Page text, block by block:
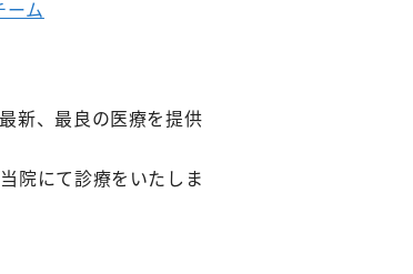
ーム
新、最良の医療を提供
院にて診療をいたしま